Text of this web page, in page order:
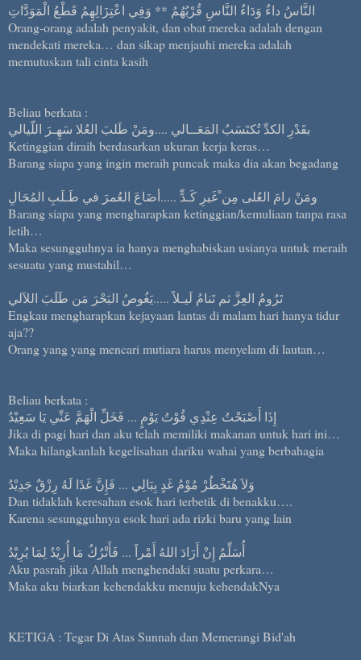
النَّاسُ داءٌ وَدَاءُ النَّاسِ قُرْبُهُمُ ** وَفِي اعْتِزَالِهِمُ قَطْعُ الْمَوَدَّاتِ
Orang-orang adalah penyakit, dan obat mereka adalah dengan
mendekati mereka… dan sikap menjauhi mereka adalah
memutuskan tali cinta kasih
Beliau berkata :
بقَدْرِ الكدِّ تُكتَسَبُ المَعَــالي ....ومَنْ طَلبَ العُلا سَهِـرَ اللّيالي
Ketinggian diraih berdasarkan ukuran kerja keras…
Barang siapa yang ingin meraih puncak maka dia akan begadang
ومَنْ رامَ العُلى مِن ْغَيرِ كَـدٍّ .....أضَاعَ العُمرَ في طَـلَبِ المُحَالِ
Barang siapa yang mengharapkan ketinggian/kemuliaan tanpa rasa
letih…
Maka sesungguhnya ia hanya menghabiskan usianya untuk meraih
sesuatu yang mustahil…
تَرُومُ العِزَّ ثم تَنامُ لَيـلاً .....يَغُوصُ البَحْرَ مَن طَلَبَ اللآلي
Engkau mengharapkan kejayaan lantas di malam hari hanya tidur
aja??
Orang yang yang mencari mutiara harus menyelam di lautan…
Beliau berkata :
إِذَا أَصْبَحْتُ عِنْدِي قُوْتُ يَوْمٍ ... فَخَلِّ الْهَمَّ عَنِّي يَا سَعِيْدُ
Jika di pagi hari dan aku telah memiliki makanan untuk hari ini…
Maka hilangkanlah kegelisahan dariku wahai yang berbahagia
وَلاَ هُتَخْطُرْ مُوْمُ غَدٍ بِبَالِي ... فَإِنَّ غَدًا لَهُ رِزْقٌ جَدِيْدُ
Dan tidaklah keresahan esok hari terbetik di benakku….
Karena sesungguhnya esok hari ada rizki baru yang lain
أُسَلِّمُ إِنْ أَرَادَ اللهُ أَمْراً ... فَأَتْرُكُ مَا أُرِيْدُ لِمَا يُرِيْدُ
Aku pasrah jika Allah menghendaki suatu perkara…
Maka aku biarkan kehendakku menuju kehendakNya
KETIGA : Tegar Di Atas Sunnah dan Memerangi Bid'ah